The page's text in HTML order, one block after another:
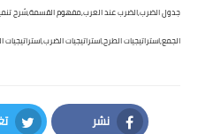
جدول الضرب,الضرب عند العرب,مفهوم القسمة,شرح تنمية
الجمع,استراتيجيات الطرح,استراتيجيات
نشر